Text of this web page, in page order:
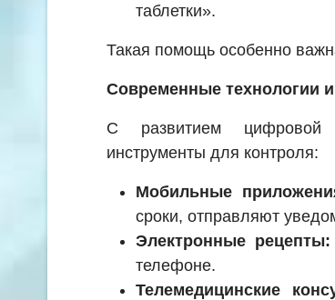
таблетки».
Такая помощь особенно
Современные технологии
С развитием цифровой
инструменты для контроля:
Мобильные
сроки, отправляют
Электронные рецепты:
телефоне.
Телемедицинские